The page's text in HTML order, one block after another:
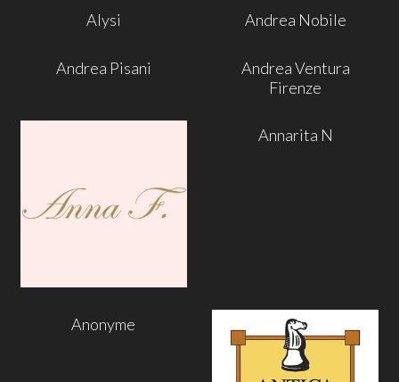
Alysi Andrea Nobile
Andrea Pisani
Andrea Ventura
Firenze
Annarita N
Anonyme